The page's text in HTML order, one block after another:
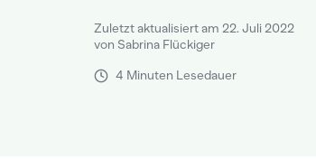
Zuletzt aktualisiert am 22. Juli 2022
von Sabrina Flückiger
4 Minuten Lesedauer